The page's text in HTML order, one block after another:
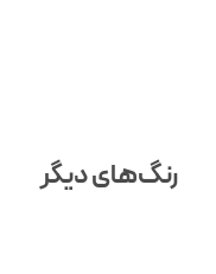
رنگ‌های دیگر